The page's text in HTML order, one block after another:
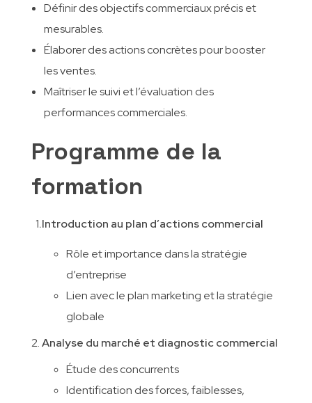
Définir des objectifs commerciaux précis et
mesurables.
Élaborer des actions concrètes pour booster
les ventes.
Maîtriser le suivi et l’évaluation des
performances commerciales.
Programme de la
formation
1.Introduction au plan d’actions commercial
Rôle et importance dans la stratégie
d’entreprise
Lien avec le plan marketing et la stratégie
globale
Analyse du marché et diagnostic commercial
Étude des concurrents
Identification des forces, faiblesses,